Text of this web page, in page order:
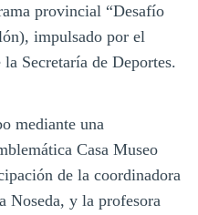
provincial “Desafío
impulsado por el
Secretaría de Deportes.
mediante una
Casa Museo
de la coordinadora
Noseda, y la profesora